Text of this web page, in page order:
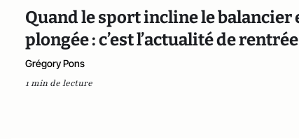
Quand le sport incline le balancier
plongée : c’est l’actualité de
Grégory Pons
1 min de lecture